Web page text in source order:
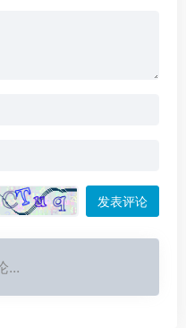
发表评论
...